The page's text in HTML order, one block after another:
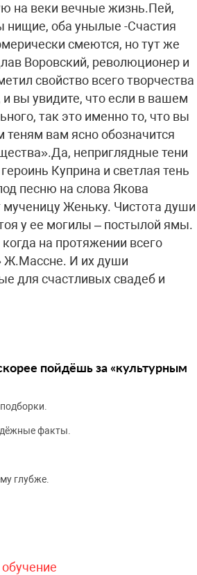
на веки вечные жизнь.Пей,
нищие, оба унылые -Счастия
смеются, но тут же
Воровский, революционер и
свойство всего творчества
вы увидите, что если в вашем
так это именно то, что вы
теням вам ясно обозначится
неприглядные тени
Куприна и светлая тень
песню на слова Якова
мученицу Женьку. Чистота души
у ее могилы – постылой ямы.
на протяжении всего
Ж.Массне. И их души
для счастливых свадеб и
пойдёшь за «культурным
факты.
глубже.